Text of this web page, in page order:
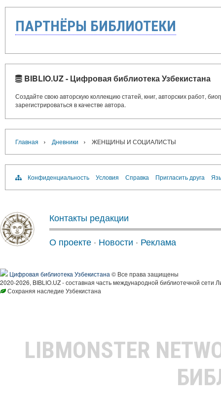
ПАРТНЁРЫ БИБЛИОТЕКИ
BIBLIO.UZ - Цифровая библиотека Узбекистана
Создайте свою авторскую коллекцию статей, книг, авторских работ,
зарегистрироваться в качестве автора.
Главная › Дневники › ЖЕНЩИНЫ И СОЦИАЛИСТЫ
Конфиденциальность Условия Справка Пригласить друга
Контакты редакции
О проекте · Новости · Реклама
Цифровая библиотека Узбекистана © Все права защищены
2020-2026, BIBLIO.UZ - составная часть международной библиотечной сети
Сохраняя наследие Узбекистана
LIBMONSTER